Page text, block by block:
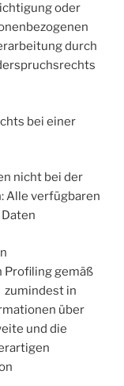
oder
durch
bei einer
nicht bei der
Alle verfügbaren
gemäß
zumindest in
über
und die